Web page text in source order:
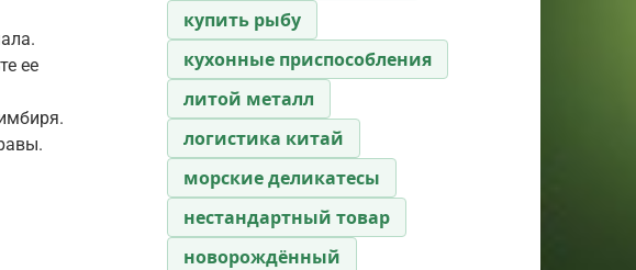
ее
купить рыбу
кухонные приспособления
литой металл
логистика китай
морские деликатесы
нестандартный товар
новорождённый